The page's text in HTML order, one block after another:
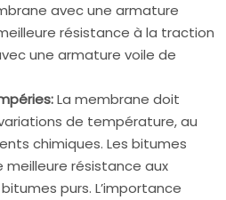
avec une armature
résistance à la traction
une armature voile de
La membrane doit
de température, au
chimiques. Les bitumes
résistance aux
purs. L’importance